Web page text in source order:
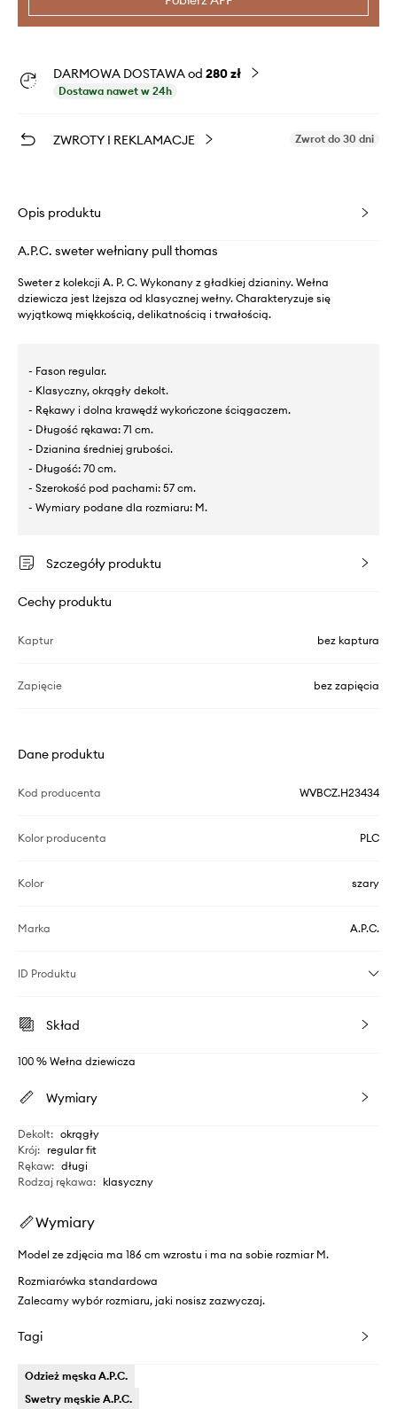
DARMOWA DOSTAWA od 280 zł
Dostawa nawet w 24h
ZWROTY I REKLAMACJE Zwrot do 30 dni
Opis produktu
A.P.C. sweter wełniany pull thomas
Sweter z kolekcji A. P. C. Wykonany z gładkiej dzianiny. Wełna
dziewicza jest lżejsza od klasycznej wełny. Charakteryzuje się
wyjątkową miękkością, delikatnością i trwałością.
- Fason regular.
- Klasyczny, okrągły dekolt.
- Rękawy i dolna krawędź wykończone ściągaczem.
- Długość rękawa: 71 cm.
- Dzianina średniej grubości.
- Długość: 70 cm.
- Szerokość pod pachami: 57 cm.
- Wymiary podane dla rozmiaru: M.
Szczegóły produktu
Cechy produktu
Kaptur bez kaptura
Zapięcie bez zapięcia
Dane produktu
Kod producenta WVBCZ.H23434
Kolor producenta PLC
Kolor szary
Marka A.P.C.
ID Produktu
Skład
100 % Wełna dziewicza
Wymiary
Dekolt: okrągły
Krój: regular fit
Rękaw: długi
Rodzaj rękawa: klasyczny
Wymiary
Model ze zdjęcia ma 186 cm wzrostu i ma na sobie rozmiar M.
Rozmiarówka standardowa
Zalecamy wybór rozmiaru, jaki nosisz zazwyczaj.
Tagi
Odzież męska A.P.C.
Swetry męskie A.P.C.